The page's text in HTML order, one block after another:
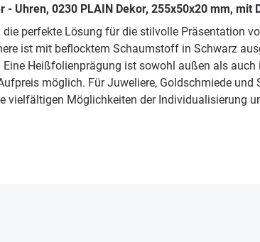
Uhren, 0230 PLAIN Dekor, 255x50x20 mm, mit
perfekte Lösung für die stilvolle Präsentation
ist mit beflocktem Schaumstoff in Schwarz
Heißfolienprägung ist sowohl außen als
möglich. Für Juweliere, Goldschmiede
vielfältigen Möglichkeiten der Individualisierung